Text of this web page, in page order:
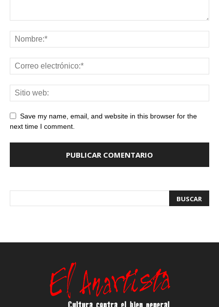
Save my name, email, and website in this browser for the
next time I comment.